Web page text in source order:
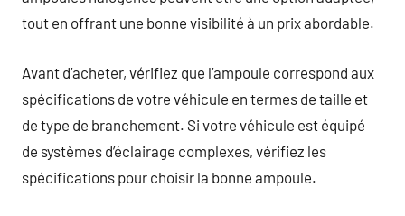
tout en offrant une bonne visibilité à un prix abordable.
Avant d’acheter, vérifiez que l’ampoule correspond aux
spécifications de votre véhicule en termes de taille et
de type de branchement. Si votre véhicule est équipé
de systèmes d’éclairage complexes, vérifiez les
spécifications pour choisir la bonne ampoule.